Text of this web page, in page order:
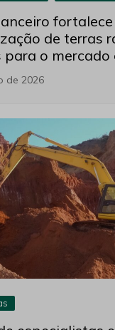
fortalece
de terras
para o mercado
de 2026